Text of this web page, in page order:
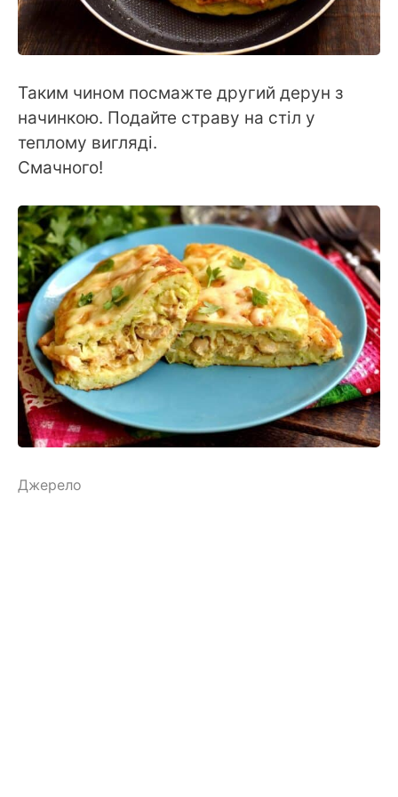
Таким чином посмажте другий дерун з
начинкою. Подайте страву на стіл у
теплому вигляді.
Смачного!
Джерело